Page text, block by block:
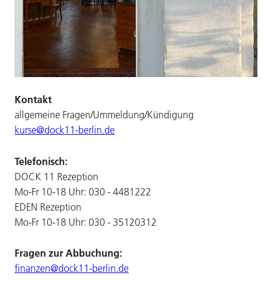
Kontakt
allgemeine Fragen/Ummeldung/Kündigung
kurse@dock11-berlin.de
Telefonisch:
DOCK 11 Rezeption
Mo-Fr 10-18 Uhr: 030 - 4481222
EDEN Rezeption
Mo-Fr 10-18 Uhr: 030 - 35120312
Fragen zur Abbuchung:
finanzen@dock11-berlin.de